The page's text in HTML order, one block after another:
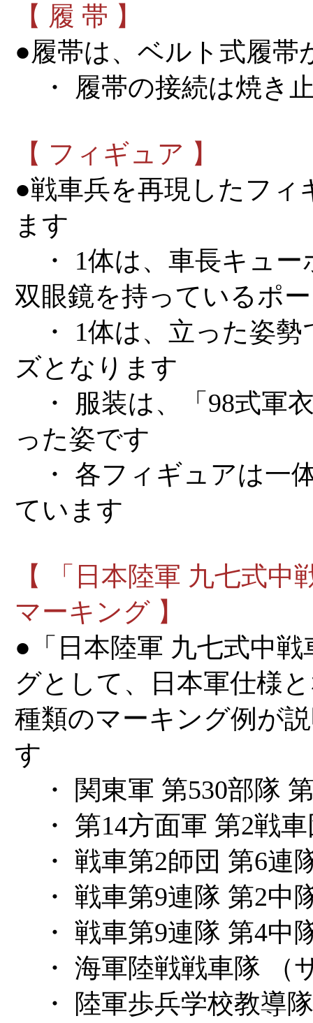
【 履 帯 】
●履帯は、ベルト式履帯
・ 履帯の接続は焼き
【 フィギュア 】
●戦車兵を再現したフィ
ます
・ 1体は、車長キュー
双眼鏡を持っているポ
・ 1体は、立った姿勢
ズとなります
・ 服装は、「98式軍
った姿です
・ 各フィギュアは一
ています
【 「日本陸軍 九七式
マーキング 】
●「日本陸軍 九七式中
グとして、日本軍仕様
種類のマーキング例が
す
・ 関東軍 第530部隊
・ 第14方面軍 第2戦車
・ 戦車第2師団 第6連
・ 戦車第9連隊 第2中
・ 戦車第9連隊 第4中
・ 海軍陸戦戦車隊 （
・ 陸軍歩兵学校教導